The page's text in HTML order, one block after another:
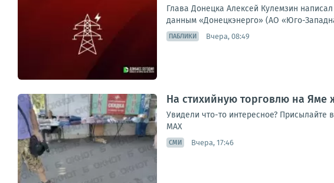
Глава Донецка Алексей Кулемзин
данным «Донецкэнерго» (АО «Юго-
ПАБЛИКИ Вчера, 08:49
На стихийную торговлю на Яме
Увидели что-то интересное?
МАХ
СМИ Вчера, 17:46